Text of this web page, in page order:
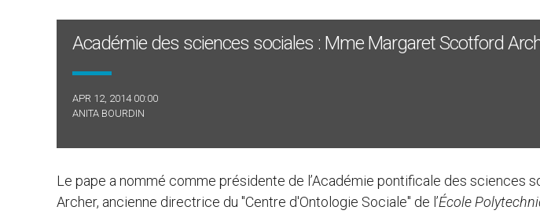
Académie des sciences sociales : Mme Margaret Scotford
APR 12, 2014 00:00
ANITA BOURDIN
Le pape a nommé comme présidente de l’Académie pontificale des sciences
Archer, ancienne directrice du "Centre d'Ontologie Sociale" de l’École